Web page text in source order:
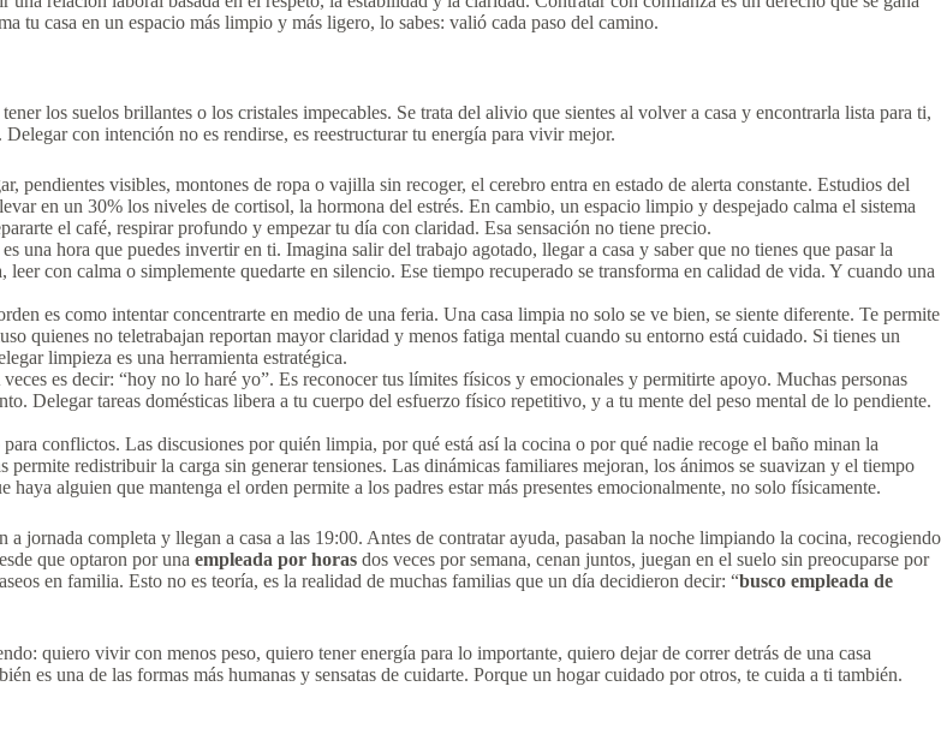
tu casa en un espacio más limpio y más ligero, lo sabes: valió cada paso del camino.
los suelos brillantes o los cristales impecables. Se trata del alivio que sientes al volver a casa y encontrarla lista para ti,
con intención no es rendirse, es reestructurar tu energía para vivir mejor.
pendientes visibles, montones de ropa o vajilla sin recoger, el cerebro entra en estado de alerta constante. Estudios del
en un 30% los niveles de cortisol, la hormona del estrés. En cambio, un espacio limpio y despejado calma el sistema
el café, respirar profundo y empezar tu día con claridad. Esa sensación no tiene precio.
una hora que puedes invertir en ti. Imagina salir del trabajo agotado, llegar a casa y saber que no tienes que pasar la
con calma o simplemente quedarte en silencio. Ese tiempo recuperado se transforma en calidad de vida. Y cuando una
es como intentar concentrarte en medio de una feria. Una casa limpia no solo se ve bien, se siente diferente. Te permite
quienes no teletrabajan reportan mayor claridad y menos fatiga mental cuando su entorno está cuidado. Si tienes un
limpieza es una herramienta estratégica.
es decir: “hoy no lo haré yo”. Es reconocer tus límites físicos y emocionales y permitirte apoyo. Muchas personas
Delegar tareas domésticas libera a tu cuerpo del esfuerzo físico repetitivo, y a tu mente del peso mental de lo pendiente.
conflictos. Las discusiones por quién limpia, por qué está así la cocina o por qué nadie recoge el baño minan la
redistribuir la carga sin generar tensiones. Las dinámicas familiares mejoran, los ánimos se suavizan y el tiempo
alguien que mantenga el orden permite a los padres estar más presentes emocionalmente, no solo físicamente.
jornada completa y llegan a casa a las 19:00. Antes de contratar ayuda, pasaban la noche limpiando la cocina, recogiendo
que optaron por una empleada por horas dos veces por semana, cenan juntos, juegan en el suelo sin preocuparse por
en familia. Esto no es teoría, es la realidad de muchas familias que un día decidieron decir: “busco empleada de
quiero vivir con menos peso, quiero tener energía para lo importante, quiero dejar de correr detrás de una casa
es una de las formas más humanas y sensatas de cuidarte. Porque un hogar cuidado por otros, te cuida a ti también.